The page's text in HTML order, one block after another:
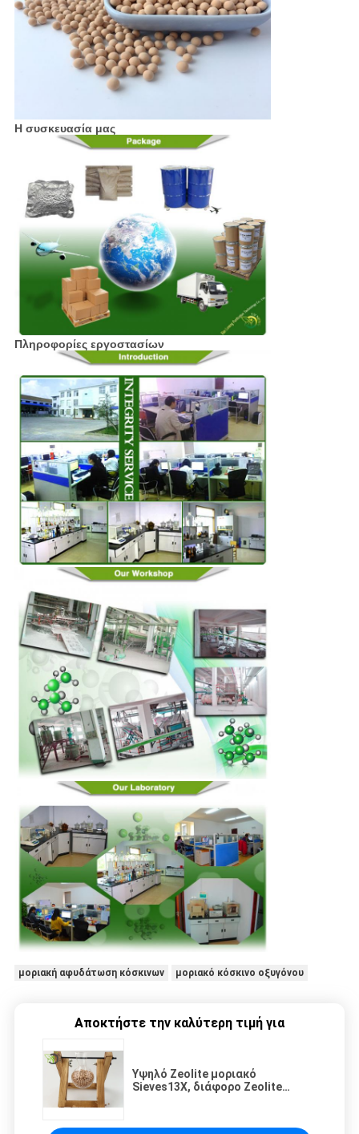
Η συσκευασία μας
Πληροφορίες εργοστασίων
μοριακή αφυδάτωση κόσκινων μοριακό κόσκινο οξυγόνου
Αποκτήστε την καλύτερη τιμή για
Υψηλό Zeolite μοριακό
Sieves13X, διάφορο Zeolite